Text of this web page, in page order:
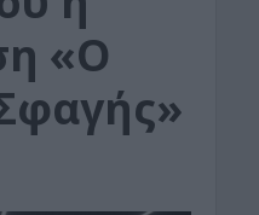
«Ο